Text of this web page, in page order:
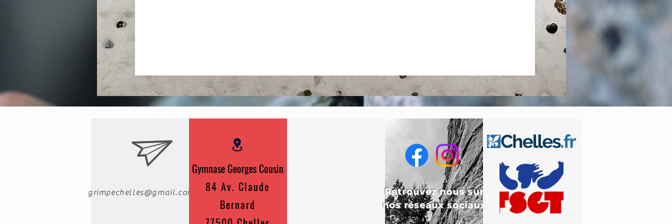
grimpechelles@gmail.com
Gymnase Georges Cousin
84 Av. Claude
Bernard
Retrouvez nous sur
nos réseaux sociaux